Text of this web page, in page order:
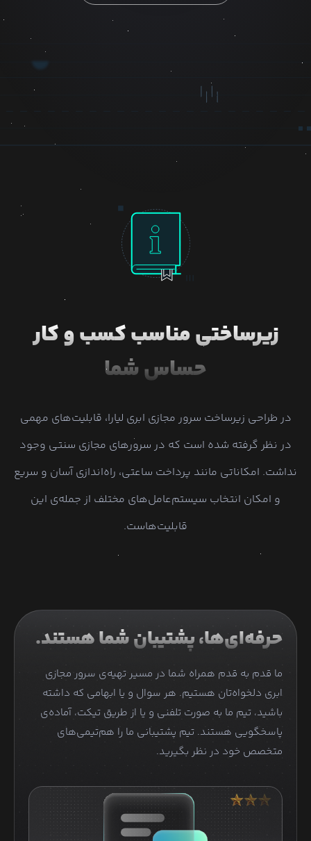
زیرساختی مناسب کسب و کار
حساس شما
در طراحی زیرساخت سرور مجازی ابری لیارا، قابلیت‌های مهمی
در نظر گرفته شده است که در سرورهای مجازی سنتی وجود
نداشت. امکاناتی مانند پرداخت ساعتی، راه‌اندازی آسان و سریع
و امکان انتخاب سیستم‌عامل‌های مختلف از جمله‌ی این
قابلیت‌هاست.
حرفه‌ای‌ها، پشتیبان شما هستند.
ما قدم به قدم همراه شما در مسیر تهیه‌ی سرور مجازی
ابری دلخواه‌تان هستیم. هر سوال و یا ابهامی که داشته
باشید، تیم ما به صورت تلفنی و یا از طریق تیکت، آماده‌ی
پاسخگویی هستند. تیم پشتیبانی ما را هم‌تیمی‌های
متخصص خود در نظر بگیرید.